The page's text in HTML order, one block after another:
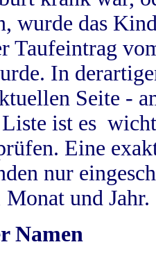
wurde das
Taufeintrag
In
Seite -
ist es
Eine
nur
und Jahr.
Namen